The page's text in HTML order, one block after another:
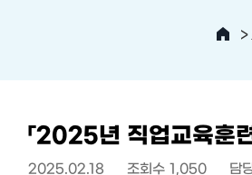
>
「2025년 직업교육훈
2025.02.18 조회수 1,050 담